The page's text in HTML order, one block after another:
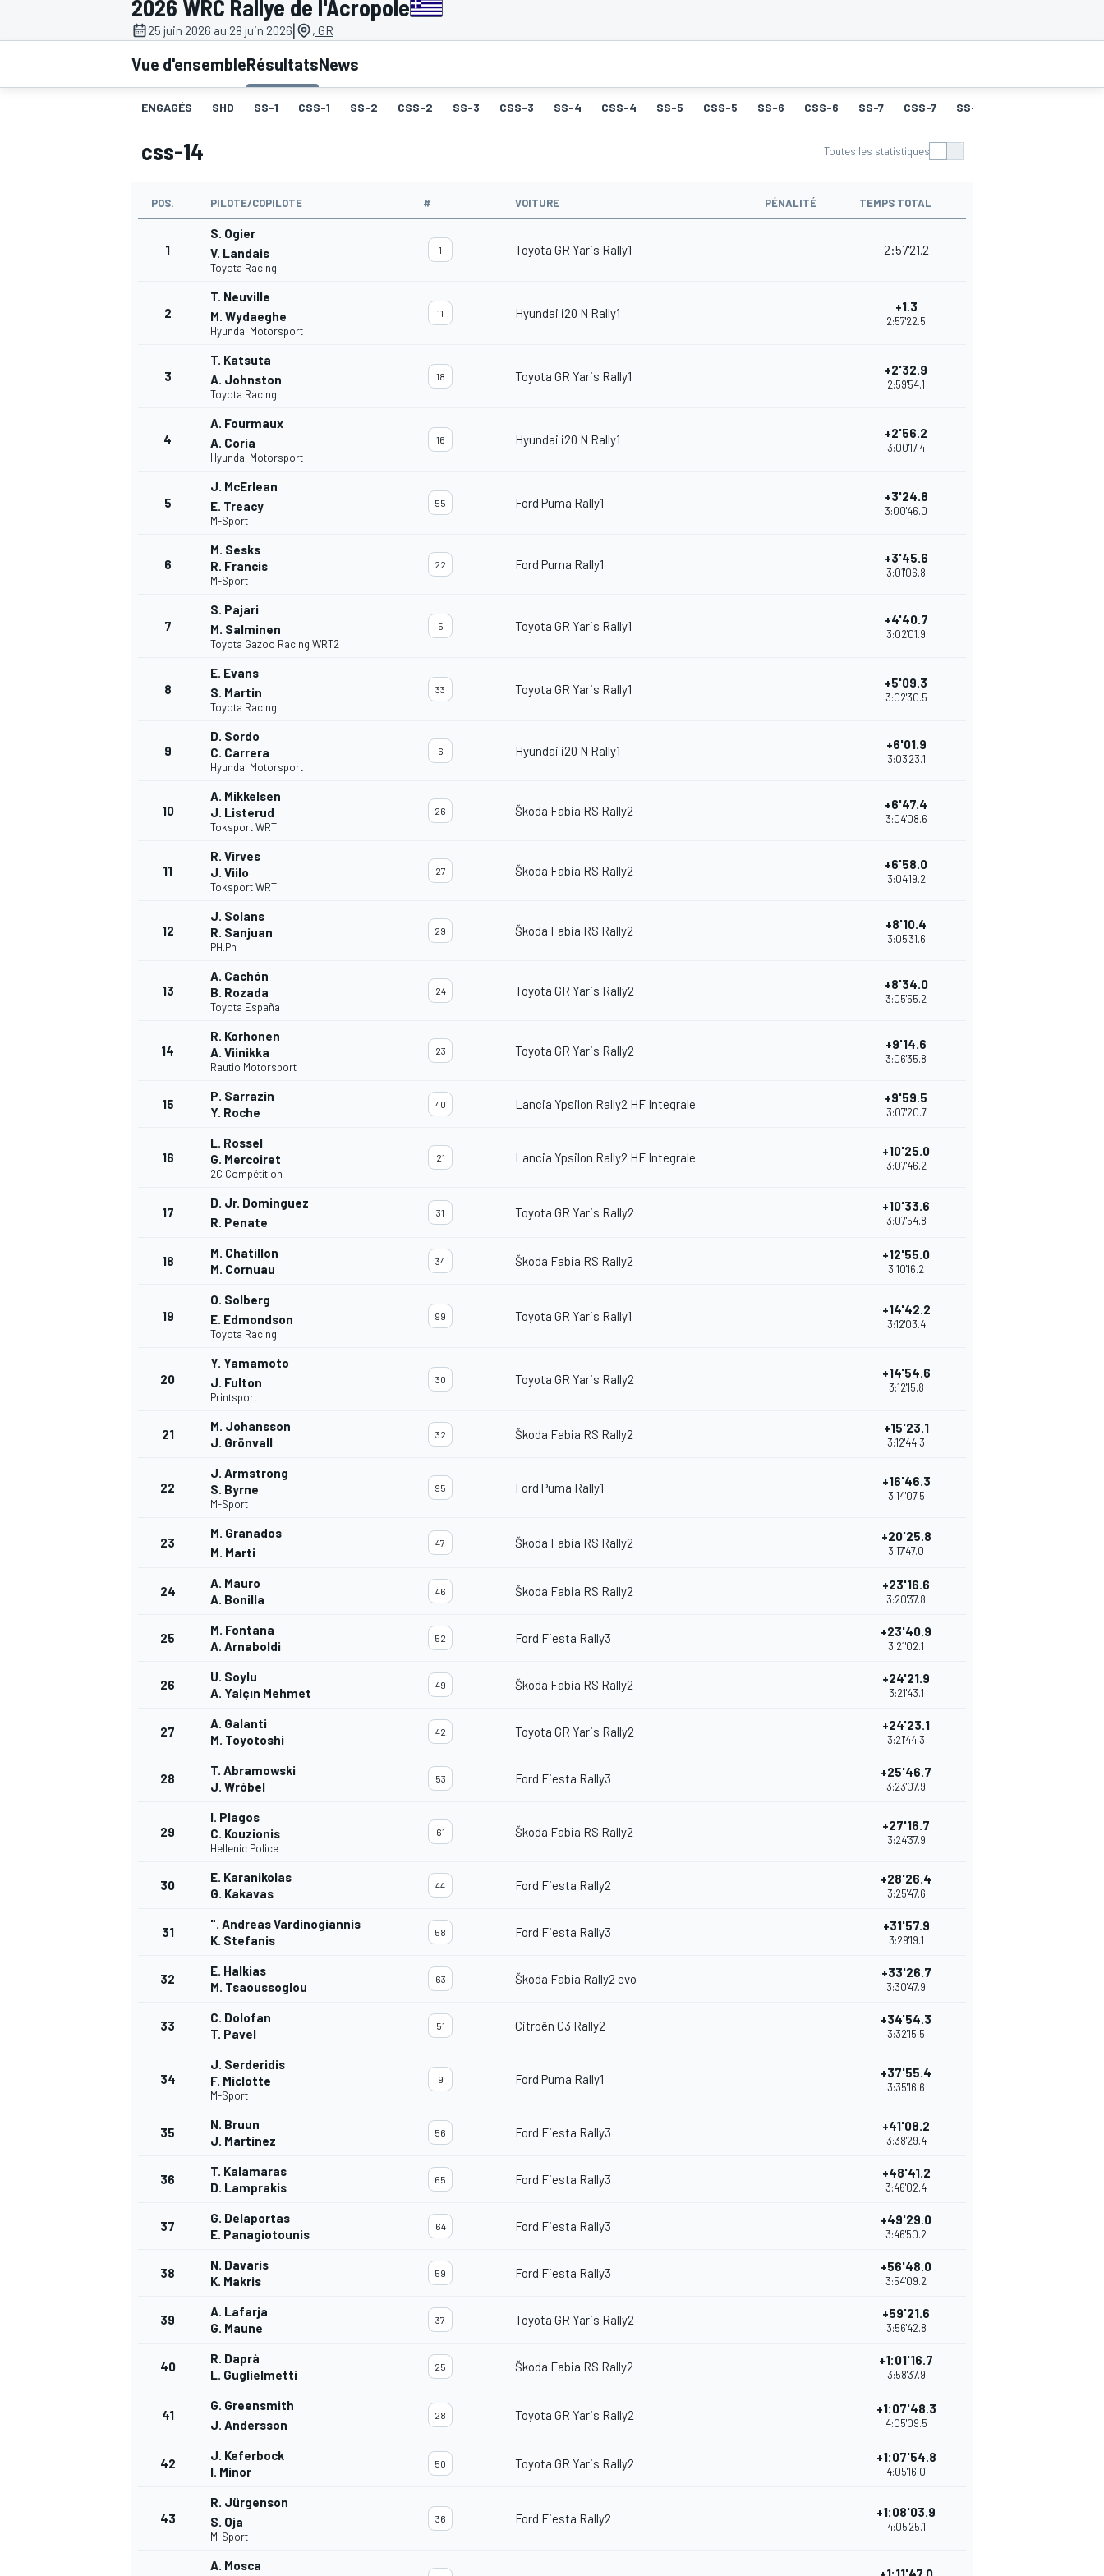
2026 WRC Rallye de l'Acropole
25 juin 2026 au 28 juin 2026| , GR
Vue d'ensembleRésultatsNews
ENGAGÉS SHD SS-1 CSS-1 SS-2 CSS-2 SS-3 CSS-3 SS-4 CSS-4 SS-5 CSS-5 SS-6 CSS-6 SS-7 CSS-7 SS-8
css-14 Toutes les statistiques
POS. PILOTE/COPILOTE # VOITURE PÉNALITÉ TEMPS TOTAL
1
S. Ogier
V. Landais
Toyota Racing
1 Toyota GR Yaris Rally1 2:57'21.2
2
T. Neuville
M. Wydaeghe
Hyundai Motorsport
11 Hyundai i20 N Rally1 +1.3
2:57'22.5
3
T. Katsuta
A. Johnston
Toyota Racing
18 Toyota GR Yaris Rally1 +2'32.9
2:59'54.1
4
A. Fourmaux
A. Coria
Hyundai Motorsport
16 Hyundai i20 N Rally1 +2'56.2
3:00'17.4
5
J. McErlean
E. Treacy
M-Sport
55 Ford Puma Rally1 +3'24.8
3:00'46.0
6
M. Sesks
R. Francis
M-Sport
22 Ford Puma Rally1 +3'45.6
3:01'06.8
7
S. Pajari
M. Salminen
Toyota Gazoo Racing WRT2
5 Toyota GR Yaris Rally1 +4'40.7
3:02'01.9
8
E. Evans
S. Martin
Toyota Racing
33 Toyota GR Yaris Rally1 +5'09.3
3:02'30.5
9
D. Sordo
C. Carrera
Hyundai Motorsport
6 Hyundai i20 N Rally1 +6'01.9
3:03'23.1
10
A. Mikkelsen
J. Listerud
Toksport WRT
26 Škoda Fabia RS Rally2 +6'47.4
3:04'08.6
11
R. Virves
J. Viilo
Toksport WRT
27 Škoda Fabia RS Rally2 +6'58.0
3:04'19.2
12
J. Solans
R. Sanjuan
PH.Ph
29 Škoda Fabia RS Rally2 +8'10.4
3:05'31.6
13
A. Cachón
B. Rozada
Toyota España
24 Toyota GR Yaris Rally2 +8'34.0
3:05'55.2
14
R. Korhonen
A. Viinikka
Rautio Motorsport
23 Toyota GR Yaris Rally2 +9'14.6
3:06'35.8
15
P. Sarrazin
Y. Roche
40 Lancia Ypsilon Rally2 HF Integrale +9'59.5
3:07'20.7
16
L. Rossel
G. Mercoiret
2C Compétition
21 Lancia Ypsilon Rally2 HF Integrale +10'25.0
3:07'46.2
17
D. Jr. Dominguez
R. Penate
31 Toyota GR Yaris Rally2 +10'33.6
3:07'54.8
18
M. Chatillon
M. Cornuau
34 Škoda Fabia RS Rally2 +12'55.0
3:10'16.2
19
O. Solberg
E. Edmondson
Toyota Racing
99 Toyota GR Yaris Rally1 +14'42.2
3:12'03.4
20
Y. Yamamoto
J. Fulton
Printsport
30 Toyota GR Yaris Rally2 +14'54.6
3:12'15.8
21
M. Johansson
J. Grönvall
32 Škoda Fabia RS Rally2 +15'23.1
3:12'44.3
22
J. Armstrong
S. Byrne
M-Sport
95 Ford Puma Rally1 +16'46.3
3:14'07.5
23
M. Granados
M. Marti
47 Škoda Fabia RS Rally2 +20'25.8
3:17'47.0
24
A. Mauro
A. Bonilla
46 Škoda Fabia RS Rally2 +23'16.6
3:20'37.8
25
M. Fontana
A. Arnaboldi
52 Ford Fiesta Rally3 +23'40.9
3:21'02.1
26
U. Soylu
A. Yalçın Mehmet
49 Škoda Fabia RS Rally2 +24'21.9
3:21'43.1
27
A. Galanti
M. Toyotoshi
42 Toyota GR Yaris Rally2 +24'23.1
3:21'44.3
28
T. Abramowski
J. Wróbel
53 Ford Fiesta Rally3 +25'46.7
3:23'07.9
29
I. Plagos
C. Kouzionis
Hellenic Police
61 Škoda Fabia RS Rally2 +27'16.7
3:24'37.9
30
E. Karanikolas
G. Kakavas
44 Ford Fiesta Rally2 +28'26.4
3:25'47.6
31
". Andreas Vardinogiannis
K. Stefanis
58 Ford Fiesta Rally3 +31'57.9
3:29'19.1
32
E. Halkias
M. Tsaoussoglou
63 Škoda Fabia Rally2 evo +33'26.7
3:30'47.9
33
C. Dolofan
T. Pavel
51 Citroën C3 Rally2 +34'54.3
3:32'15.5
34
J. Serderidis
F. Miclotte
M-Sport
9 Ford Puma Rally1 +37'55.4
3:35'16.6
35
N. Bruun
J. Martínez
56 Ford Fiesta Rally3 +41'08.2
3:38'29.4
36
T. Kalamaras
D. Lamprakis
65 Ford Fiesta Rally3 +48'41.2
3:46'02.4
37
G. Delaportas
E. Panagiotounis
64 Ford Fiesta Rally3 +49'29.0
3:46'50.2
38
N. Davaris
K. Makris
59 Ford Fiesta Rally3 +56'48.0
3:54'09.2
39
A. Lafarja
G. Maune
37 Toyota GR Yaris Rally2 +59'21.6
3:56'42.8
40
R. Daprà
L. Guglielmetti
25 Škoda Fabia RS Rally2 +1:01'16.7
3:58'37.9
41
G. Greensmith
J. Andersson
28 Toyota GR Yaris Rally2 +1:07'48.3
4:05'09.5
42
J. Keferbock
I. Minor
50 Toyota GR Yaris Rally2 +1:07'54.8
4:05'16.0
43
R. Jürgenson
S. Oja
M-Sport
36 Ford Fiesta Rally2 +1:08'03.9
4:05'25.1
A. Mosca